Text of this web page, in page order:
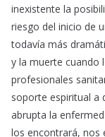
inexistente la
riesgo del inicio de
todavía más
y la muerte cuando
profesionales
soporte espiritual a
abrupta la
los encontrará, nos